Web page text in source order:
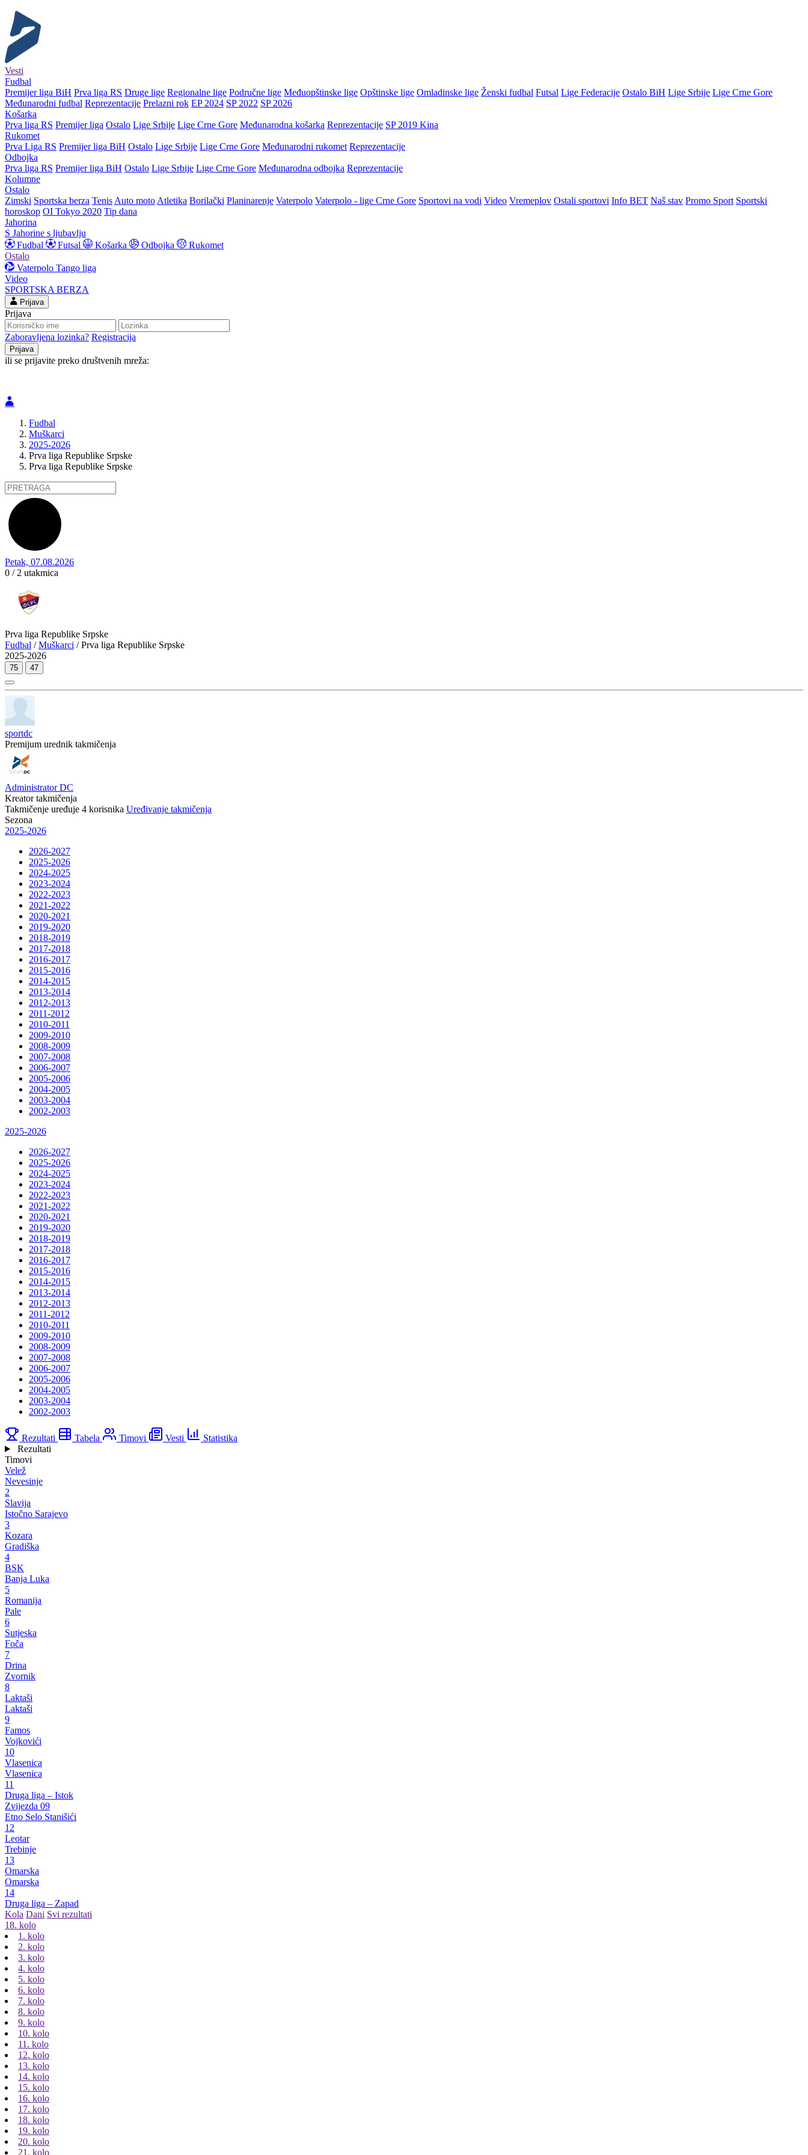
Vesti
Fudbal
Premijer liga BiH Prva liga RS Druge lige Regionalne lige Područne lige Međuopštinske lige Opštinske lige Omladinske lige Ženski fudbal Futsal Lige Federacije Ostalo BiH Lige Srbije Lige Crne Gore
Međunarodni fudbal Reprezentacije Prelazni rok EP 2024 SP 2022 SP 2026
Košarka
Prva liga RS Premijer liga Ostalo Lige Srbije Lige Crne Gore Međunarodna košarka Reprezentacije SP 2019 Kina
Rukomet
Prva Liga RS Premijer liga BiH Ostalo Lige Srbije Lige Crne Gore Međunarodni rukomet Reprezentacije
Odbojka
Prva liga RS Premijer liga BiH Ostalo Lige Srbije Lige Crne Gore Međunarodna odbojka Reprezentacije
Kolumne
Ostalo
Zimski Sportska berza Tenis Auto moto Atletika Borilački Planinarenje Vaterpolo Vaterpolo - lige Crne Gore Sportovi na vodi Video Vremeplov Ostali sportovi Info BET Naš stav Promo Sport Sportski
horoskop OI Tokyo 2020 Tip dana
Jahorina
S Jahorine s ljubavlju
Fudbal
Futsal Košarka Odbojka
Rukomet
Ostalo
Vaterpolo Tango liga
Video
SPORTSKA BERZA
Prijava
Prijava
Zaboravljena lozinka? Registracija
ili se prijavite preko društvenih mreža:
Fudbal
Muškarci
2025-2026
Prva liga Republike Srpske
Prva liga Republike Srpske
Petak, 07.08.2026
0 / 2 utakmica
Prva liga Republike Srpske
Fudbal /Muškarci / Prva liga Republike Srpske
2025-2026
75 47
sportdc
Premijum urednik takmičenja
Administrator DC
Kreator takmičenja
Takmičenje uređuje 4 korisnika Uređivanje takmičenja
Sezona
2025-2026
2026-2027
2025-2026
2024-2025
2023-2024
2022-2023
2021-2022
2020-2021
2019-2020
2018-2019
2017-2018
2016-2017
2015-2016
2014-2015
2013-2014
2012-2013
2011-2012
2010-2011
2009-2010
2008-2009
2007-2008
2006-2007
2005-2006
2004-2005
2003-2004
2002-2003
2025-2026
2026-2027
2025-2026
2024-2025
2023-2024
2022-2023
2021-2022
2020-2021
2019-2020
2018-2019
2017-2018
2016-2017
2015-2016
2014-2015
2013-2014
2012-2013
2011-2012
2010-2011
2009-2010
2008-2009
2007-2008
2006-2007
2005-2006
2004-2005
2003-2004
2002-2003
Rezultati Tabela Timovi Vesti
Statistika
Rezultati
Timovi
Velež
Nevesinje
2
Slavija
Istočno Sarajevo
3
Kozara
Gradiška
4
BSK
Banja Luka
5
Romanija
Pale
6
Sutjeska
Foča
7
Drina
Zvornik
8
Laktaši
Laktaši
9
Famos
Vojkovići
10
Vlasenica
Vlasenica
11
Druga liga – Istok
Zvijezda 09
Etno Selo Stanišići
12
Leotar
Trebinje
13
Omarska
Omarska
14
Druga liga – Zapad
Kola Dani Svi rezultati
18. kolo
1. kolo
2. kolo
3. kolo
4. kolo
5. kolo
6. kolo
7. kolo
8. kolo
9. kolo
10. kolo
11. kolo
12. kolo
13. kolo
14. kolo
15. kolo
16. kolo
17. kolo
18. kolo
19. kolo
20. kolo
21. kolo